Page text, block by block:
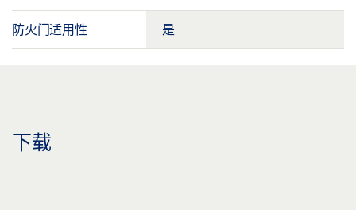
防火门适用性 是
下载